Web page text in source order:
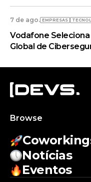
7 de ago. EMPRESAS
Vodafone
Global de
Browse
Notícias
Eventos